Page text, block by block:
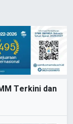
Terkini dan